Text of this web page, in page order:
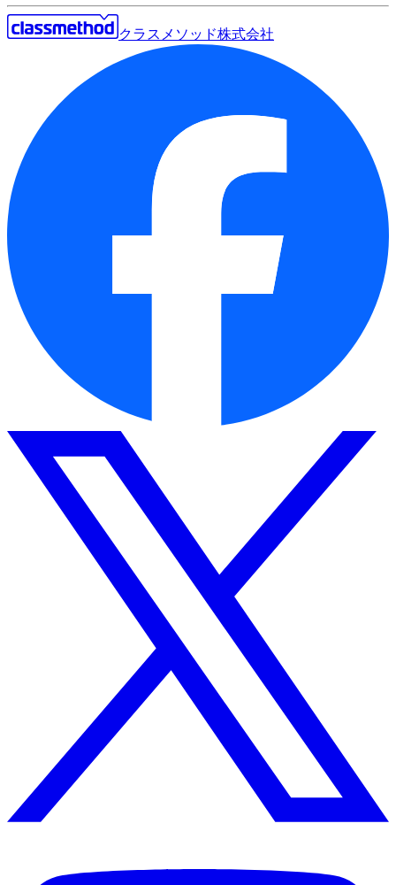
クラスメソッド株式会社